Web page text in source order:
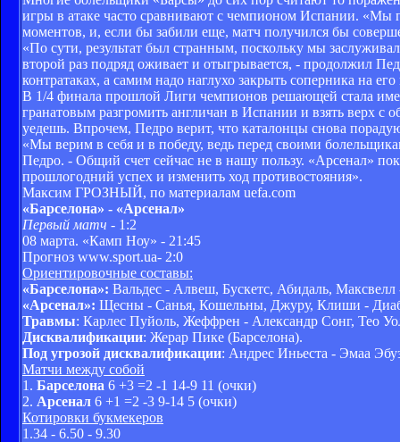
игры в атаке часто сравнивают с чемпионом Испании. «Мы
моментов, и, если бы забили еще, матч получился бы
«По сути, результат был странным, поскольку мы
второй раз подряд оживает и отыгрывается, - продолжил
контратаках, а самим надо наглухо закрыть соперника на
В 1/4 финала прошлой Лиги чемпионов решающей стала
гранатовым разгромить англичан в Испании и взять верх с
уедешь. Впрочем, Педро верит, что каталонцы снова
«Мы верим в себя и в победу, ведь перед своими
Педро. - Общий счет сейчас не в нашу пользу. «Арсенал»
прошлогодний успех и изменить ход противостояния».
Максим ГРОЗНЫЙ, по материалам uefa.com
«Барселона» - «Арсенал»
Первый матч - 1:2
08 марта. «Камп Ноу» - 21:45
Прогноз www.sport.ua- 2:0
Ориентировочные составы:
«Барселона»: Вальдес - Алвеш, Бускетс, Абидаль,
«Арсенал»: Щесны - Санья, Кошельны, Джуру, Клиши -
Травмы: Карлес Пуйоль, Жеффрен - Александр Сонг, Тео
Дисквалификации: Жерар Пике (Барселона).
Под угрозой дисквалификации: Андрес Иньеста - Эмаа
Матчи между собой
1. Барселона 6 +3 =2 -1 14-9 11 (очки)
2. Арсенал 6 +1 =2 -3 9-14 5 (очки)
Котировки букмекеров
1.34 - 6.50 - 9.30